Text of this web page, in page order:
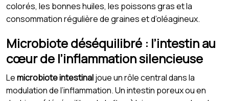
colorés, les bonnes huiles, les poissons gras et la
consommation régulière de graines et d’oléagineux.
Microbiote déséquilibré : l’intestin au
cœur de l’inflammation silencieuse
Lemicrobiote intestinaljoue un rôle central dans la
modulation de l’inflammation. Un intestin poreux ou en